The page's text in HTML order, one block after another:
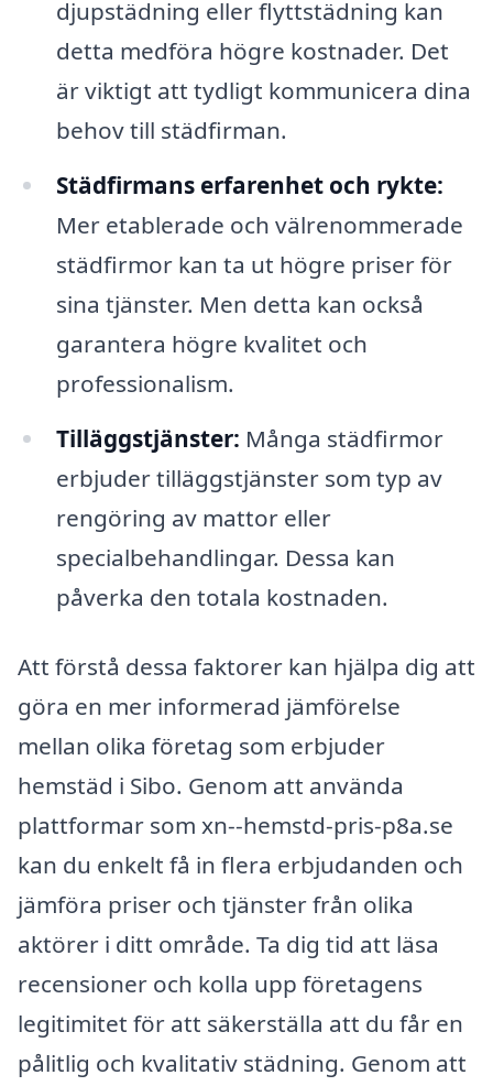
djupstädning eller flyttstädning kan
detta medföra högre kostnader. Det
är viktigt att tydligt kommunicera dina
behov till städfirman.
Städfirmans erfarenhet och rykte:
Mer etablerade och välrenommerade
städfirmor kan ta ut högre priser för
sina tjänster. Men detta kan också
garantera högre kvalitet och
professionalism.
Tilläggstjänster: Många städfirmor
erbjuder tilläggstjänster som typ av
rengöring av mattor eller
specialbehandlingar. Dessa kan
påverka den totala kostnaden.
Att förstå dessa faktorer kan hjälpa dig att
göra en mer informerad jämförelse
mellan olika företag som erbjuder
hemstäd i Sibo. Genom att använda
plattformar som xn--hemstd-pris-p8a.se
kan du enkelt få in flera erbjudanden och
jämföra priser och tjänster från olika
aktörer i ditt område. Ta dig tid att läsa
recensioner och kolla upp företagens
legitimitet för att säkerställa att du får en
pålitlig och kvalitativ städning. Genom att